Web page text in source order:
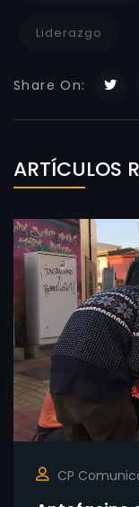
Liderazgo
Share On:
ARTÍCULOS
CP